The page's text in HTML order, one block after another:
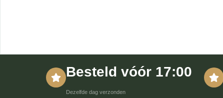
Besteld vóór 17:00
Dezelfde dag verzonden